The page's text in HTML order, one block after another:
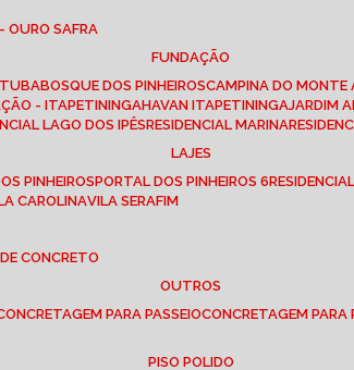
OURO SAFRA
FUNDAÇÃO
BOSQUE DOS PINHEIROS CAMPINA DO MONTE
- ITAPETININGA HAVAN ITAPETININGA JARDIM
LAGO DOS IPÊS RESIDENCIAL MARINA
LAJES
PINHEIROS PORTAL DOS PINHEIROS 6
CAROLINA VILA SERAFIM
CONCRETO
OUTROS
CONCRETAGEM PARA PASSEIO CONCRETAGEM PARA
PISO POLIDO